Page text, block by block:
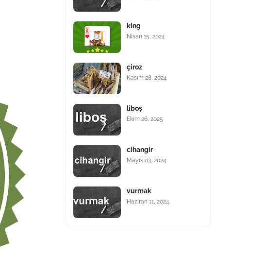
king
Nisan 15, 2024
çiroz
Kasım 28, 2024
liboş
Ekim 26, 2025
cihangir
Mayıs 03, 2024
vurmak
Haziran 11, 2024